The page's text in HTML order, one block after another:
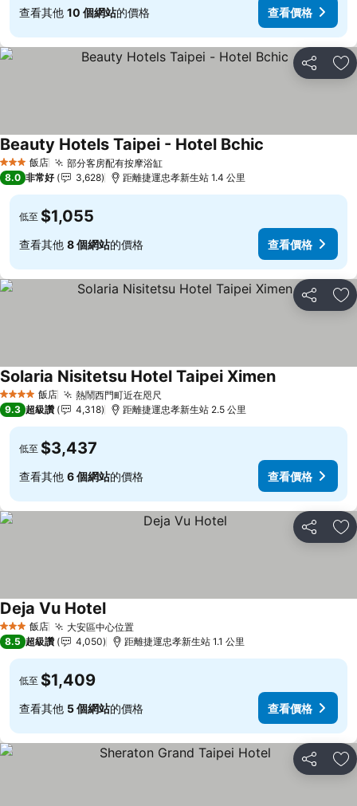
查看其他 10 個網站的價格 查看價格
分享 加
3 星級 飯店 部分客房配有按摩浴缸查看價格
Beauty Hotels Taipei - Hotel Bchic
8.0 非常好 3,628 距離捷運忠孝新生站 1.4 公里
低至 $1,055
查看其他 8 個網站的價格 查看價格
分享 加
4 星級 飯店 熱鬧西門町近在咫尺查看價格
Solaria Nisitetsu Hotel Taipei Ximen查看價格
9.3 超級讚 4,318 距離捷運忠孝新生站 2.5 公里
低至 $3,437
查看其他 6 個網站的價格 查看價格
分享 加
3 星級 飯店 大安區中心位置查看價格
Deja Vu Hotel查看價格
8.5 超級讚 4,050 距離捷運忠孝新生站 1.1 公里
低至 $1,409
查看其他 5 個網站的價格 查看價格
分享 加